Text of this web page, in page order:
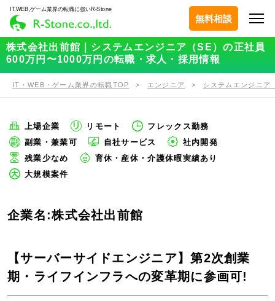
IT,WEB,ゲーム業界の転職に強いR-Stone
無料相談
株式会社出前館｜システムエンジニア（SE）の正社員
600万円〜1000万円の転職・求人・採用情報
IT・WEB・ゲーム業界の転職TOP エンジニア システムエンジニア
上場企業 リモート
フレックス勤務
副業・兼業可
自社サービス
社内開発
残業少なめ
育休・産休・介護休暇実績あり
大規模案件
企業名:株式会社出前館
【サーバーサイドエンジニア】第2次創業
期・ライフインフラへの変革期に参画可!